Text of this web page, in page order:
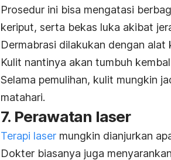
Prosedur ini bisa mengatasi
keriput, serta bekas luka akibat
Dermabrasi dilakukan dengan
Kulit nantinya akan tumbuh
Selama pemulihan, kulit mungkin
matahari.
7. Perawatan laser
Terapi laser mungkin dianjurkan
Dokter biasanya juga